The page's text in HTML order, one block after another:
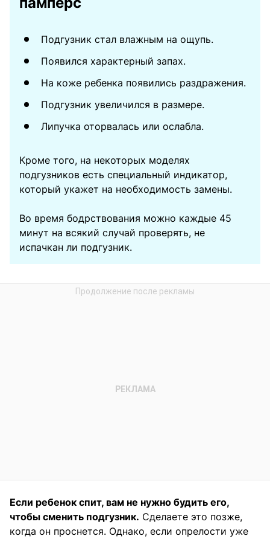
Подгузник стал влажным на ощупь.
Появился характерный запах.
На коже ребенка появились раздражения.
Подгузник увеличился в размере.
Липучка оторвалась или ослабла.
Кроме того, на некоторых моделях
подгузников есть специальный индикатор,
который укажет на необходимость замены.
Во время бодрствования можно каждые 45
минут на всякий случай проверять, не
испачкан ли подгузник.
Если ребенок спит, вам не нужно будить его,
чтобы сменить подгузник. Сделаете это позже,
когда он проснется. Однако, если опрелости уже